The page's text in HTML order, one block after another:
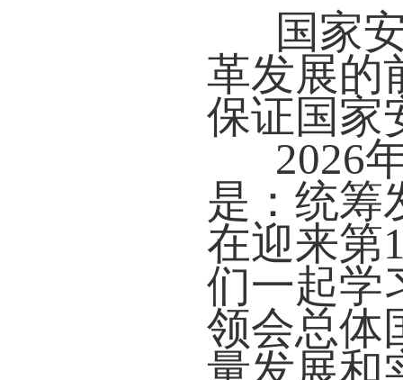
国家
革发展的
保证国家
2026
是：统筹
在迎来第
们一起学
领会总体